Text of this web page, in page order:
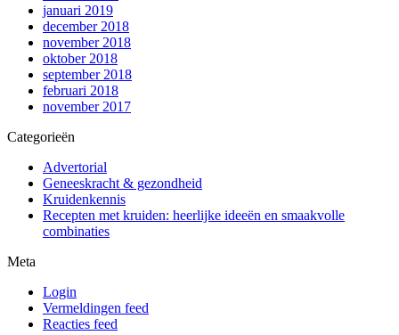
januari 2019
december 2018
november 2018
oktober 2018
september 2018
februari 2018
november 2017
Categorieën
Advertorial
Geneeskracht & gezondheid
Kruidenkennis
Recepten met kruiden: heerlijke ideeën en smaakvolle
combinaties
Meta
Login
Vermeldingen feed
Reacties feed